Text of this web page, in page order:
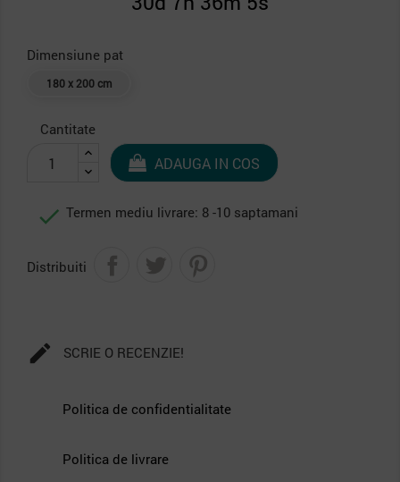
Dimensiune pat
180 x 200 cm
Cantitate
ADAUGA IN COS
 Termen mediu livrare: 8 -10 saptamani
Distribuiti
 SCRIE O RECENZIE!
Politica de confidentialitate
Politica de livrare